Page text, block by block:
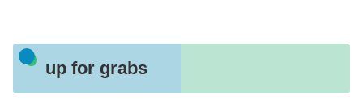
up for grabs